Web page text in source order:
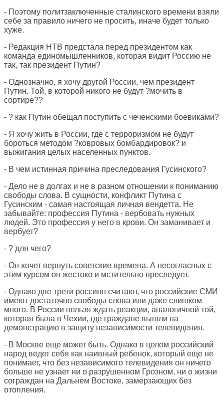
- Поэтому политзаключенные сталинского времени взяли
себе за правило ничего не просить, иначе будет только
хуже.
- Редакция НТВ предстала перед президентом как
команда единомышленников, которая видит Россию не
так, так президент Путин?
- Однозначно, я хочу другой России, чем президент
Путин. Той, в которой никого не будут ?мочить в
сортире??
- ? как Путин обещал поступить с чеченскими боевиками?
- Я хочу жить в России, где с терроризмом не будут
бороться методом ?ковровых бомбардировок? и
выжигания целых населенных пунктов.
- В чем истинная причина преследования Гусинского?
- Дело не в долгах и не в разном отношении к пониманию
свободы слова. В сущности, конфликт Путина с
Гусинским - самая настоящая личная вендетта. Не
забывайте: профессия Путина - вербовать нужных
людей. Это профессия у него в крови. Он заманивает и
вербует?
- ? для чего?
- Он хочет вернуть советские времена. А несогласных с
этим курсом он жестоко и мстительно преследует.
- Однако две трети россиян считают, что российские СМИ
имеют достаточно свободы слова или даже слишком
много. В России нельзя ждать реакции, аналогичной той,
которая была в Чехии, где граждане вышли на
демонстрацию в защиту независимости телевидения.
- В Москве еще может быть. Однако в целом российский
народ ведет себя как наивный ребенок, который еще не
понимает, что без независимого телевидения он ничего
больше не узнает ни о разрушенном Грозном, ни о жизни
сограждан на Дальнем Востоке, замерзающих без
отопления.